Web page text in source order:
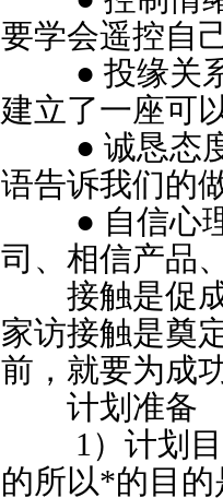
要学会遥控自
● 投缘关系
建立了一座可
● 诚恳态度
语告诉我们的
● 自信心理
司、相信产品
接触是促成
家访接触是奠
前，就要为成
计划准备
1）计划目
的所以*的目